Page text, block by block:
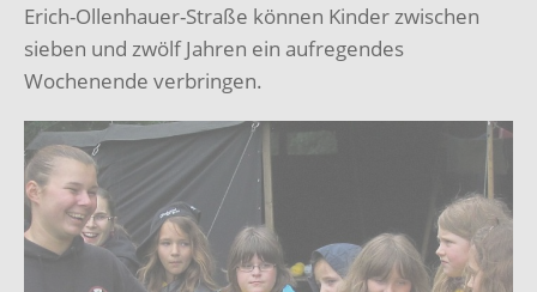
Erich-Ollenhauer-Straße können Kinder zwischen
sieben und zwölf Jahren ein aufregendes
Wochenende verbringen.